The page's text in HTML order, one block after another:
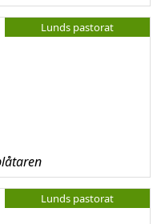
Lunds pastorat
Lunds pastorat